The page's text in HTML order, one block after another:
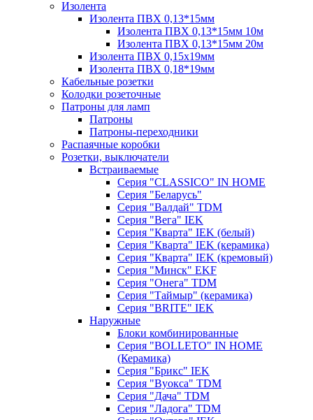
Изолента
Изолента ПВХ 0,13*15мм
Изолента ПВХ 0,13*15мм 10м
Изолента ПВХ 0,13*15мм 20м
Изолента ПВХ 0,15х19мм
Изолента ПВХ 0,18*19мм
Кабельные розетки
Колодки розеточные
Патроны для ламп
Патроны
Патроны-переходники
Распаячные коробки
Розетки, выключатели
Встраиваемые
Серия "CLASSICO" IN HOME
Серия "Беларусь"
Серия "Валдай" TDM
Серия "Вега" IEK
Серия "Кварта" IEK (белый)
Серия "Кварта" IEK (керамика)
Серия "Кварта" IEK (кремовый)
Серия "Минск" EKF
Серия "Онега" TDM
Серия "Таймыр" (керамика)
Серия "BRITE" IEK
Наружные
Блоки комбинированные
Серия "BОLLETO" IN HOME
(Керамика)
Серия "Брикс" IEK
Серия "Вуокса" TDM
Серия "Дача" TDM
Серия "Ладога" TDM